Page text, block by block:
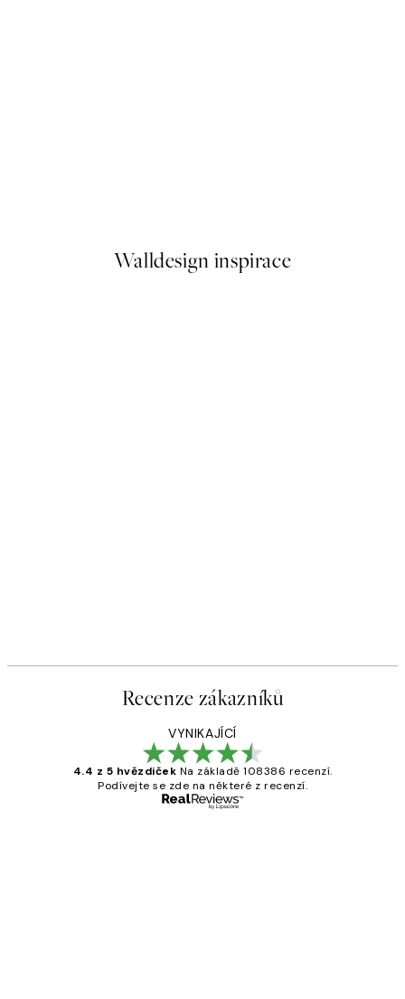
Walldesign inspirace
Recenze zákazníků
VYNIKAJÍCÍ
4.4 z 5 hvězdiček Na základě 108386 recenzí.
Podívejte se zde na některé z recenzí.